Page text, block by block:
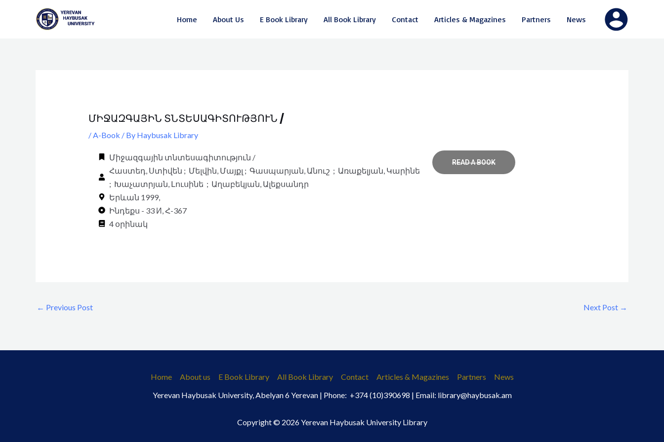
Home About Us E Book Library All Book Library Contact Articles & Magazines Partners News
ՄԻՋԱԶԳԱՅԻՆ ՏՆՏԵՍԱԳԻՏՈՒԹՅՈՒՆ /
/A-Book / By Haybusak Library
Միջազգային տնտեսագիտություն /
Հաստեդ, Ստիվեն ; Մելվին, Մայքլ ; Գասպարյան, Անուշ ; Առաքելյան, Կարինե
; Խաչատրյան, Լուսինե ; Աղաբեկյան, Ալեքսանդր
Երևան 1999,
Ինդեքս - 33 И, Հ-367
4 օրինակ
READ A BOOK
Post
navigation
← Previous Post Next Post →
Home About us E Book Library All Book Library Contact Articles & Magazines Partners
News
Yerevan Haybusak University, Abelyan 6 Yerevan | Phone: +374 (10)390698 | Email: library@haybusak.am
Copyright © 2026 Yerevan Haybusak University Library